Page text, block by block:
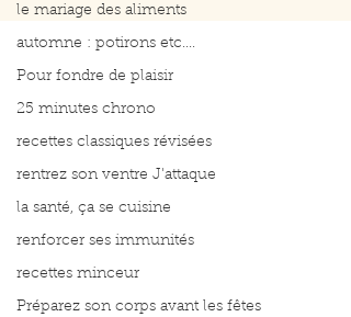
le mariage des aliments
automne : potirons etc....
Pour fondre de plaisir
25 minutes chrono
recettes classiques révisées
rentrez son ventre J'attaque
la santé, ça se cuisine
renforcer ses immunités
recettes minceur
Préparez son corps avant les fêtes